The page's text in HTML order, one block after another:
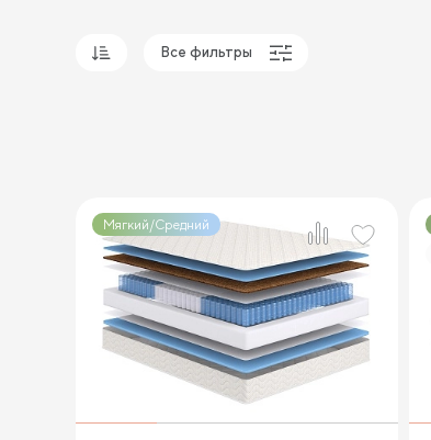
Все фильтры
Мягкий/Средний
2